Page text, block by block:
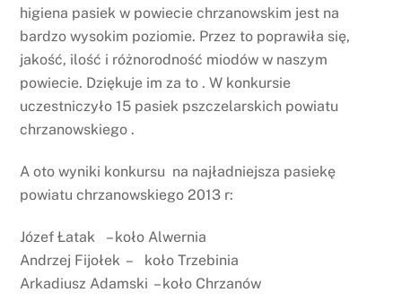
higiena pasiek w powiecie chrzanowskim jest na
bardzo wysokim poziomie. Przez to poprawiła się,
jakość, ilość i różnorodność miodów w naszym
powiecie. Dziękuje im za to . W konkursie
uczestniczyło 15 pasiek pszczelarskich powiatu
chrzanowskiego .
A oto wyniki konkursu na najładniejsza pasiekę
powiatu chrzanowskiego 2013 r:
Józef Łatak – koło Alwernia
Andrzej Fijołek – koło Trzebinia
Arkadiusz Adamski – koło Chrzanów